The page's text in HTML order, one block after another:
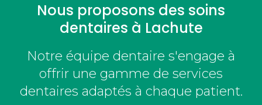
Nous proposons des soins
dentaires à Lachute
Notre équipe dentaire s'engage à
offrir une gamme de services
dentaires adaptés à chaque patient.